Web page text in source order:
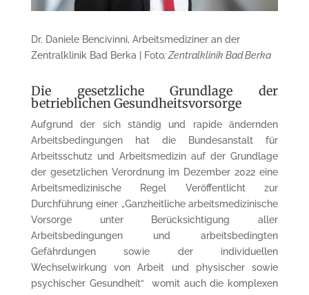
Dr. Daniele Bencivinni, Arbeitsmediziner an der
Zentralklinik Bad Berka | Foto: Zentralklinik Bad Berka
Die gesetzliche Grundlage der
betrieblichen Gesundheitsvorsorge
Aufgrund der sich ständig und rapide ändernden
Arbeitsbedingungen hat die Bundesanstalt für
Arbeitsschutz und Arbeitsmedizin auf der Grundlage
der gesetzlichen Verordnung im Dezember 2022 eine
Arbeitsmedizinische Regel Veröffentlicht zur
Durchführung einer „Ganzheitliche arbeitsmedizinische
Vorsorge unter Berücksichtigung aller
Arbeitsbedingungen und arbeitsbedingten
Gefährdungen sowie der individuellen
Wechselwirkung von Arbeit und physischer sowie
psychischer Gesundheit“ womit auch die komplexen